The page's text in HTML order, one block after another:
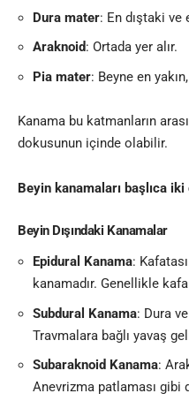
Dura mater: En dıştaki ve
Araknoid: Ortada yer alır.
Pia mater: Beyne en
Kanama bu katmanların
dokusunun içinde olabilir.
Beyin kanamaları başlıca iki
Beyin Dışındaki Kanamalar
Epidural Kanama:
kanamadır. Genellikle
Subdural Kanama: Dura
Travmalara bağlı yavaş
Subaraknoid Kanama:
Anevrizma patlaması gibi